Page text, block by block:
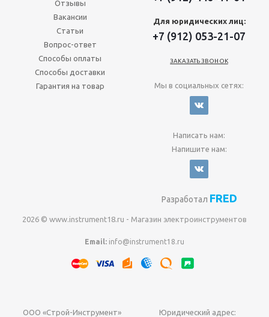
Отзывы
Вакансии
Статьи
Вопрос-ответ
Способы оплаты
Способы доставки
Гарантия на товар
Для юридических лиц:
+7 (912) 053-21-07
ЗАКАЗАТЬ ЗВОНОК
Мы в социальных сетях:
Написать нам:
Напишите нам:
Разработал FRED
2026 © www.instrument18.ru - Магазин электроинструментов
Email: info@instrument18.ru
ООО «Строй-Инструмент» Юридический адрес: